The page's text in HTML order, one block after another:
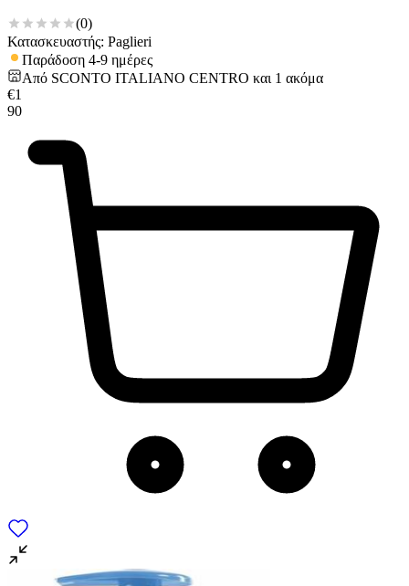
(0)
Κατασκευαστής: Paglieri
Παράδοση 4-9 ημέρες
Από SCONTO ITALIANO CENTRO και 1 ακόμα
€1
90